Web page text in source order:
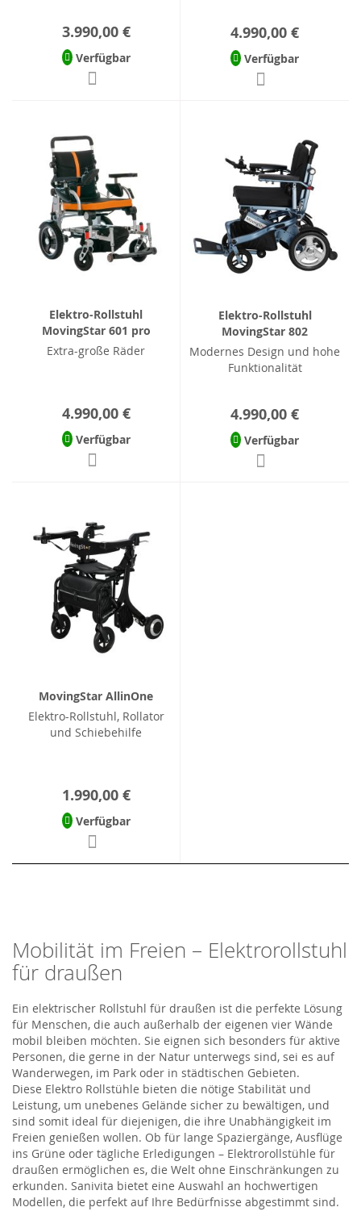
3.990,00 €
Verfügbar
4.990,00 €
Verfügbar
Elektro-Rollstuhl
MovingStar 601 pro
Extra-große Räder
4.990,00 €
Verfügbar
Elektro-Rollstuhl
MovingStar 802
Modernes Design und hohe
Funktionalität
4.990,00 €
Verfügbar
MovingStar AllinOne
Elektro-Rollstuhl, Rollator
und Schiebehilfe
1.990,00 €
Verfügbar
Mobilität im Freien – Elektrorollstuhl
für draußen
Ein elektrischer Rollstuhl für draußen ist die perfekte Lösung
für Menschen, die auch außerhalb der eigenen vier Wände
mobil bleiben möchten. Sie eignen sich besonders für aktive
Personen, die gerne in der Natur unterwegs sind, sei es auf
Wanderwegen, im Park oder in städtischen Gebieten.
Diese Elektro Rollstühle bieten die nötige Stabilität und
Leistung, um unebenes Gelände sicher zu bewältigen, und
sind somit ideal für diejenigen, die ihre Unabhängigkeit im
Freien genießen wollen. Ob für lange Spaziergänge, Ausflüge
ins Grüne oder tägliche Erledigungen – Elektrorollstühle für
draußen ermöglichen es, die Welt ohne Einschränkungen zu
erkunden. Sanivita bietet eine Auswahl an hochwertigen
Modellen, die perfekt auf Ihre Bedürfnisse abgestimmt sind.